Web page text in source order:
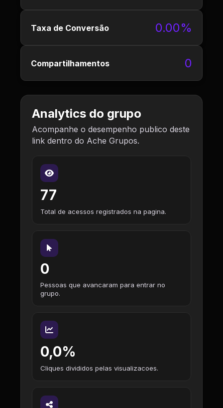
Taxa de Conversão 0.00%
Compartilhamentos 0
Analytics do grupo
Acompanhe o desempenho publico deste
link dentro do Ache Grupos.
77
Total de acessos registrados na pagina.
0
Pessoas que avancaram para entrar no
grupo.
0,0%
Cliques divididos pelas visualizacoes.